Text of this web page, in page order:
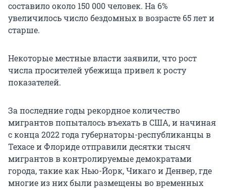
составило около 150 000 человек. На 6%
увеличилось число бездомных в возрасте 65 лет и
старше.
Некоторые местные власти заявили, что рост
числа просителей убежища привел к росту
показателей.
За последние годы рекордное количество
мигрантов попыталось въехать в США, и начиная
с конца 2022 года губернаторы-республиканцы в
Техасе и Флориде отправили десятки тысяч
мигрантов в контролируемые демократами
города, такие как Нью-Йорк, Чикаго и Денвер, где
многие из них были размещены во временных